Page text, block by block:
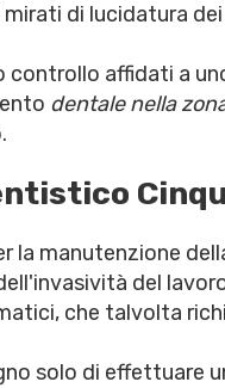
di lucidatura
controllo affidati a
dentale nella
la manutenzione
del
che talvolta
solo di effettuare